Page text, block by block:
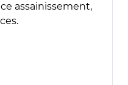
assainissement,